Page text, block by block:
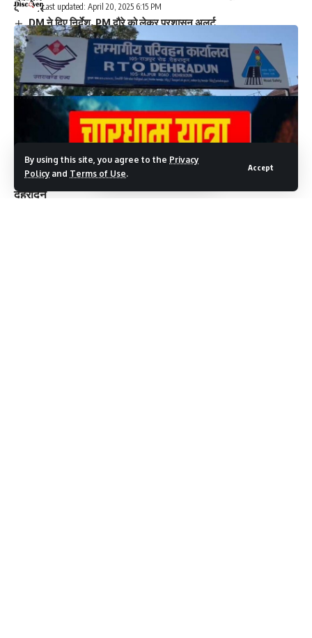
By using this site, you agree to the Privacy
Policy and Terms of Use.
Accept
कॉरिडोर
DM ने दिए निर्देश, PM दौरे को लेकर प्रशासन अलर्ट
निष्कासितों पर सियासत, BJP ने जताई जीत की हैट्रिक की उम्मीद
अवैध कसीनो पर छापा, 10 डांसर समेत 35 गिरफ्तार
हवालात में PRD जवान की मौत, थानाध्यक्ष समेत 4 पर कार्रवाई
Facebook
Leave a comment
Last updated: April 20, 2025 6:15 PM
देहरादून